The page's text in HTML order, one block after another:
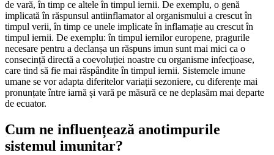
de vară, în timp ce altele în timpul iernii. De exemplu, o genă
implicată în răspunsul antiinflamator al organismului a crescut în
timpul verii, în timp ce unele implicate în inflamație au crescut în
timpul iernii. De exemplu: în timpul iernilor europene, pragurile
necesare pentru a declanșa un răspuns imun sunt mai mici ca o
consecință directă a coevoluției noastre cu organisme infecțioase,
care tind să fie mai răspândite în timpul iernii. Sistemele imune
umane se vor adapta diferitelor variații sezoniere, cu diferențe mai
pronunțate între iarnă și vară pe măsură ce ne deplasăm mai departe
de ecuator.
Cum ne influențează anotimpurile
sistemul imunitar?